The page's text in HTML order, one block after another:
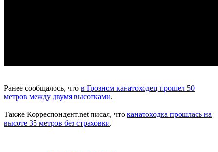
Ранее сообщалось, что в Грозном канатоходец прошел 50
метров между двумя высотками.
Также Корреспондент.net писал, что канатоходка прошлась на
высоте 35 метров без страховки.